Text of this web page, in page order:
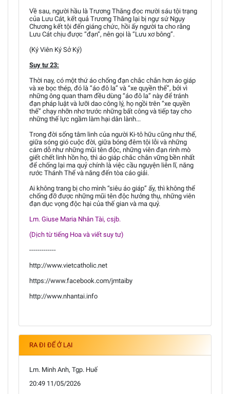
Về sau, người hầu là Trương Thăng đọc mười sáu tội trạng
của Lưu Cát, kết quả Trương Thăng lại bị ngự sứ Ngụy
Chương kết tội đến giáng chức, hồi ấy người ta cho rằng
Lưu Cát chịu được “đạn”, nên gọi là “Lưu xơ bông”.
(Ký Viên Ký Sở Ký)
Suy tư 23:
Thời nay, có một thứ áo chống đạn chắc chắn hơn áo giáp
và xe bọc thép, đó là “áo đô la” và “xe quyền thế”, bởi vì
những ông quan tham đều dùng “áo đô la” này để tránh
đạn pháp luật và lưỡi dao công lý, họ ngồi trên “xe quyền
thế” chạy nhỡn nhơ trước những bất công và tiếp tay cho
những thế lực ngầm làm hại dân lành...
Trong đời sống tâm linh của người Ki-tô hữu cũng như thế,
giữa sóng gió cuộc đời, giữa bóng đêm tội lỗi và những
cám dỗ như những mũi tên độc, những viên đạn rình mò
giết chết linh hồn họ, thì áo giáp chắc chắn vững bền nhất
để chống lại ma quỷ chính là việc cầu nguyện liên lĩ, năng
rước Thánh Thể và năng đến tòa cáo giải.
Ai không trang bị cho mình “siêu áo giáp” ấy, thì không thể
chống đỡ được những mũi tên độc hưởng thụ, những viên
đạn dục vọng độc hại của thế gian và ma quỷ.
Lm. Giuse Maria Nhân Tài, csjb.
(Dịch từ tiếng Hoa và viết suy tư)
-------------
http://www.vietcatholic.net
https://www.facebook.com/jmtaiby
http://www.nhantai.info
RA ĐI ĐỂ Ở LẠI
Lm. Minh Anh, Tgp. Huế
20:49 11/05/2026